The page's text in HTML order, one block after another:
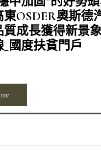
OSDER奧斯德
成長獲得新景
國度扶貧門戶